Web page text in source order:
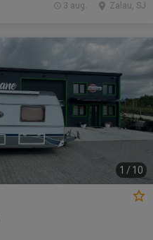
Zalau, SJ
3 aug.
1 / 10